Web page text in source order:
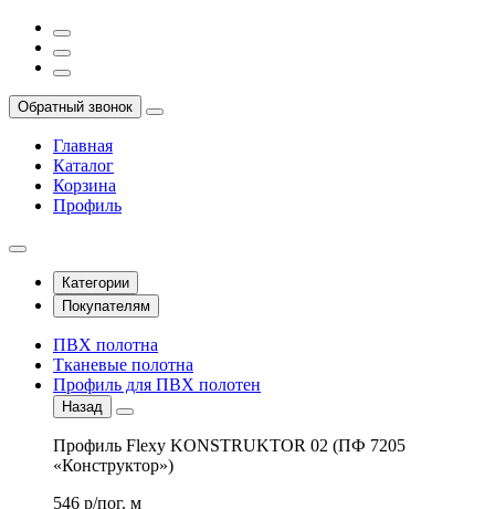
Обратный звонок
Главная
Каталог
Корзина
Профиль
Категории
Покупателям
ПВХ полотна
Тканевые полотна
Профиль для ПВХ полотен
Назад
Профиль Flexy KONSTRUKTOR 02 (ПФ 7205
«Конструктор»)
546 р/пог. м